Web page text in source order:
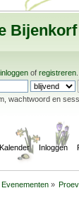
Bijenkorf
inloggen of registreren
wachtwoord en
Kalender Inloggen
Evenementen»